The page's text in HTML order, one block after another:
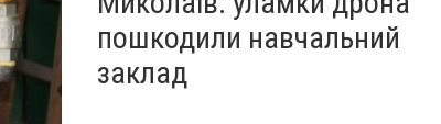
пошкодили навчальний
заклад